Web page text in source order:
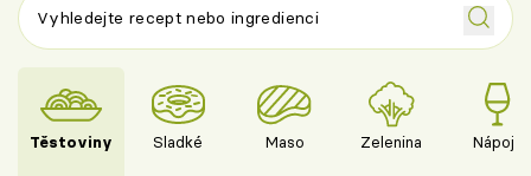
Těstoviny Sladké Maso Zelenina Nápoje